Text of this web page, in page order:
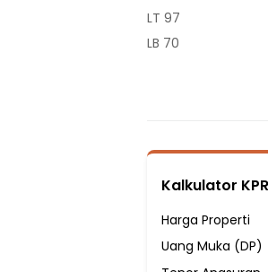
LT 97
LB 70
4 Menit ke Sekolah
6 Menit ke SDN
6 Menit ke SMP
Kalkulator KPR
Harga Properti
Uang Muka (DP)